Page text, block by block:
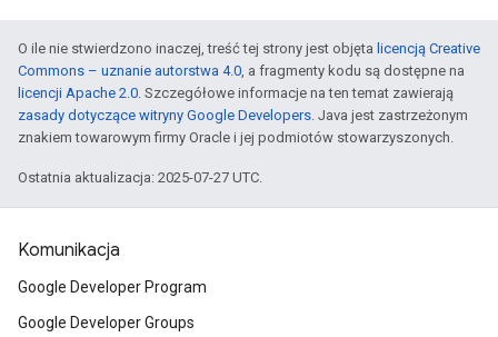
O ile nie stwierdzono inaczej, treść tej strony jest objęta licencją Creative
Commons – uznanie autorstwa 4.0, a fragmenty kodu są dostępne na
licencji Apache 2.0. Szczegółowe informacje na ten temat zawierają
zasady dotyczące witryny Google Developers. Java jest zastrzeżonym
znakiem towarowym firmy Oracle i jej podmiotów stowarzyszonych.
Ostatnia aktualizacja: 2025-07-27 UTC.
Komunikacja
Google Developer Program
Google Developer Groups